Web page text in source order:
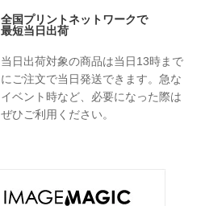
全国プリントネットワークで
最短当日出荷
当日出荷対象の商品は当日13時まで
にご注文で当日発送できます。急な
イベント時など、必要になった際は
ぜひご利用ください。